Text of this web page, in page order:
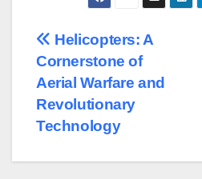
পোস্ট
ন্যাভিগেশন
Helicopters: A
Cornerstone of
Aerial Warfare and
Revolutionary
Technology